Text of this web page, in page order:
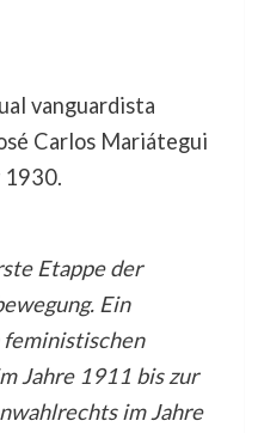
vanguardista
Carlos Mariátegui
1930.
Etappe der
Ein
Jahre 1911 bis zur
im Jahre